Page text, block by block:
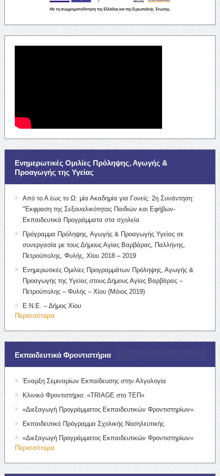
Ενημερωτικές Ομιλίες Πρόληψης, Αγωγής &
Προαγωγής της Υγείας
Από το Α έως το Ω: μία Ακαδημία για Γονείς: 2η Συνάντηση:
“Έκφραση της Σεξουαλικότητας Παιδιών και Εφήβων-
Εκπαιδευτικά Προγράμματα στα σχολεία
Πρόγραμμα Πρόληψης, Αγωγής & Προαγωγής Υγείας σε
συνεργασία με τους Δήμους Αγίας Βαρβάρας, Παλλήνης,
Πετρούπολης, Φυλής, Χίου 2018 – 2019
Ενημερωτικές Ομιλίες Προγραμμάτων Πρόληψης, Αγωγής &
Προαγωγής της Υγείας στους Δήμους Αγίας Βαρβάρας –
Πετρούπολης – Φυλής – Χίου (Μάιος 2019)
Ε.Ν.Ε. – Δήμος Χίου
Περισσότερα
Εκπαιδευτικά Φροντιστήρια
Έναρξη Σεμιναρίων Εκπαίδευσης στην Αλγολογία
Κλινικό Φροντιστήριο: «TRIAGE στο ΤΕΠ»
«Διεξαγωγή Προγράμματος Εκπαιδευτικών Φροντιστηρίων».
Εκπαιδευτικό Πρόγραμμα Σχολικής Νοσηλευτικής
«Διεξαγωγή Προγράμματος Εκπαιδευτικών Φροντιστηρίων»
Περισσότερα